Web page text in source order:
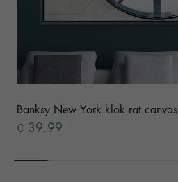
Banksy New York klok rat canvas
€ 39.99